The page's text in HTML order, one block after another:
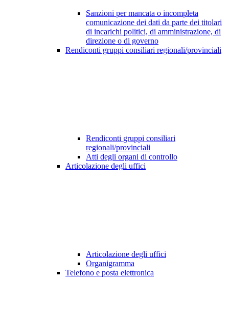
Sanzioni per mancata o incompleta
comunicazione dei dati da parte dei titolari
di incarichi politici, di amministrazione, di
direzione o di governo
Rendiconti gruppi consiliari regionali/provinciali
Rendiconti gruppi consiliari
regionali/provinciali
Atti degli organi di controllo
Articolazione degli uffici
Articolazione degli uffici
Organigramma
Telefono e posta elettronica